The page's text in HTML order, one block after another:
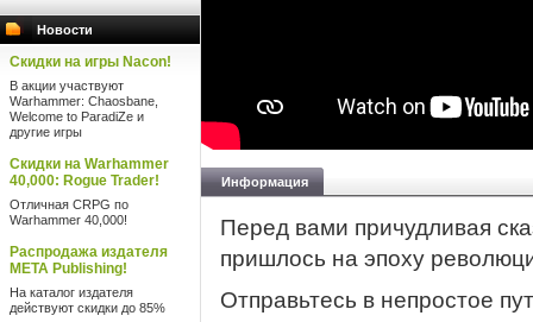
Новости
Скидки на игры Nacon!
В акции участвуют
Warhammer: Chaosbane,
Welcome to ParadiZe и
другие игры
Скидки на Warhammer
40,000: Rogue Trader!
Отличная CRPG по
Warhammer 40,000!
Распродажа издателя
META Publishing!
На каталог издателя
действуют скидки до 85%
Информация
Перед вами причудливая
пришлось на эпоху
Отправьтесь в непростое